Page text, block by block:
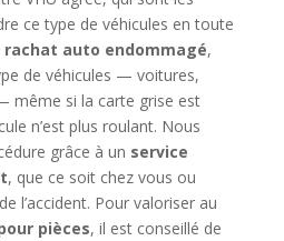
ce type de véhicules en toute
rachat auto endommagé,
de véhicules — voitures,
même si la carte grise est
n’est plus roulant. Nous
grâce à un service
, que ce soit chez vous ou
l’accident. Pour valoriser au
pièces, il est conseillé de